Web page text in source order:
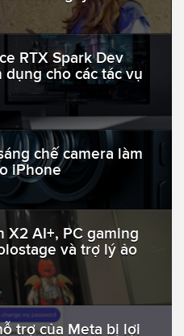
RTX Spark Dev
dụng cho các tác vụ
chế camera làm
iPhone
X2 AI+, PC gaming
và trợ lý ảo
trợ của Meta bị lợi